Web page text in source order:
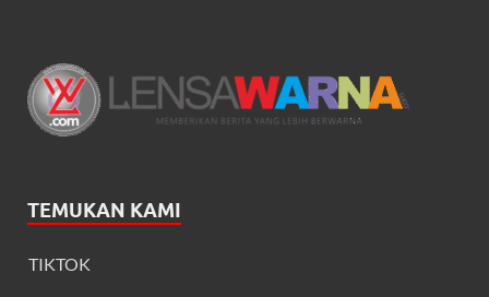
TEMUKAN KAMI
TIKTOK